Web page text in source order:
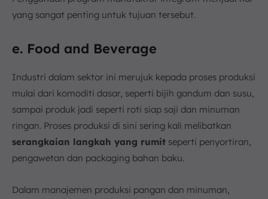
yang sangat penting untuk tujuan tersebut.
e. Food and Beverage
Industri dalam sektor ini merujuk kepada proses produksi
mulai dari komoditi dasar, seperti bijih gandum dan susu,
sampai produk jadi seperti roti siap saji dan minuman
ringan. Proses produksi di sini sering kali melibatkan
serangkaian langkah yang rumit seperti penyortiran,
pengawetan dan packaging bahan baku.
Dalam manajemen produksi pangan dan minuman,